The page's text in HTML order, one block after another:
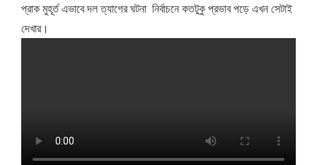
প্রাক মুহূর্ত এভাবে দল ত্যাগের ঘটনা নির্বাচনে কতটুকু প্রভাব পড়ে এখন সেটাই
দেখার।